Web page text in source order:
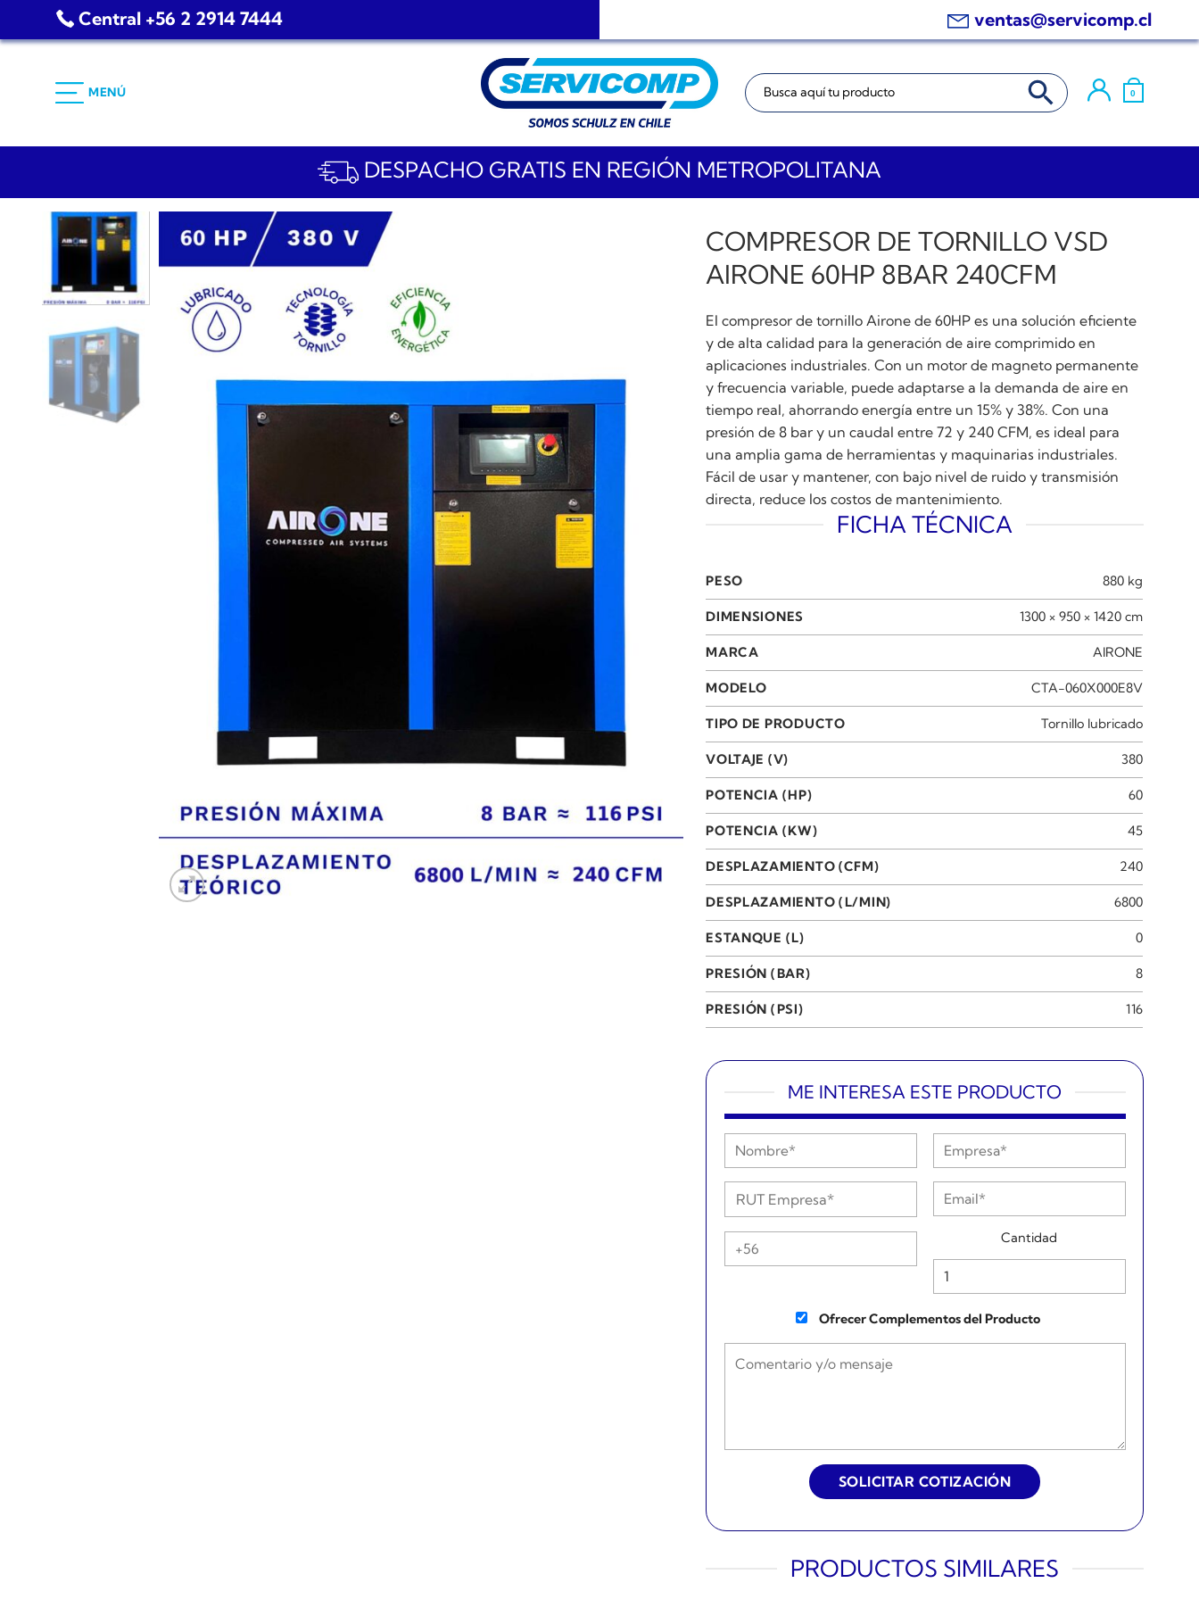
Central +56 2 2914 7444 ventas@servicomp.cl
MENÚ
Buscar: BOTÓN DE BÚSQUEDA
0
DESPACHO GRATIS EN REGIÓN METROPOLITANA
COMPRESOR DE TORNILLO VSD
AIRONE 60HP 8BAR 240CFM
El compresor de tornillo Airone de 60HP es una solución eficiente
y de alta calidad para la generación de aire comprimido en
aplicaciones industriales. Con un motor de magneto permanente
y frecuencia variable, puede adaptarse a la demanda de aire en
tiempo real, ahorrando energía entre un 15% y 38%. Con una
presión de 8 bar y un caudal entre 72 y 240 CFM, es ideal para
una amplia gama de herramientas y maquinarias industriales.
Fácil de usar y mantener, con bajo nivel de ruido y transmisión
directa, reduce los costos de mantenimiento.
FICHA TÉCNICA
PESO 880 kg
DIMENSIONES 1300 × 950 × 1420 cm
MARCA AIRONE
MODELO CTA-060X000E8V
TIPO DE PRODUCTO Tornillo lubricado
VOLTAJE (V) 380
POTENCIA (HP) 60
POTENCIA (KW) 45
DESPLAZAMIENTO (CFM) 240
DESPLAZAMIENTO (L/MIN) 6800
ESTANQUE (L) 0
PRESIÓN (BAR) 8
PRESIÓN (PSI) 116
ME INTERESA ESTE PRODUCTO
Cantidad
Ofrecer Complementos del Producto
PRODUCTOS SIMILARES